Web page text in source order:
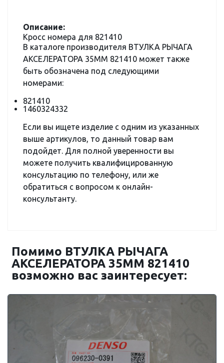
Описание:
Кросс номера для 821410
В каталоге производителя ВТУЛКА РЫЧАГА
АКСЕЛЕРАТОРА 35MM 821410 может также
быть обозначена под следующими
номерами:
821410
1460324332
Если вы ищете изделие с одним из указанных
выше артикулов, то данный товар вам
подойдет. Для полной уверенности вы
можете получить квалифицированную
консультацию по телефону, или же
обратиться с вопросом к онлайн-
консультанту.
Помимо ВТУЛКА РЫЧАГА
АКСЕЛЕРАТОРА 35MM 821410
возможно вас заинтересует: